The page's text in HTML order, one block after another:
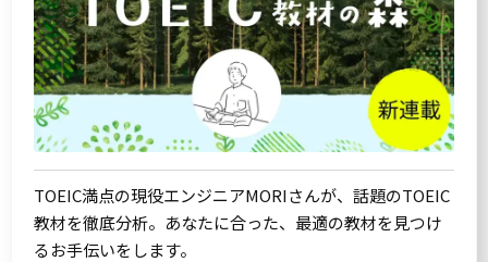
TOEIC満点の現役エンジニアMORIさんが、話題のTOEIC
教材を徹底分析。あなたに合った、最適の教材を見つけ
るお手伝いをします。